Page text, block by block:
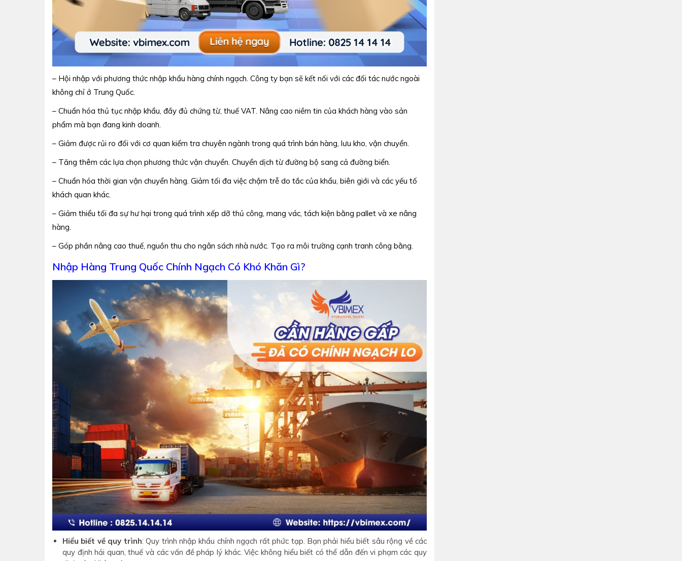
– Hội nhập với phương thức nhập khẩu hàng chính ngạch. Công ty bạn sẽ kết nối với các đối tác nước ngoài
không chỉ ở Trung Quốc.
– Chuẩn hóa thủ tục nhập khẩu, đầy đủ chứng từ, thuế VAT. Nâng cao niềm tin của khách hàng vào sản
phẩm mà bạn đang kinh doanh.
– Giảm được rủi ro đối với cơ quan kiểm tra chuyên ngành trong quá trình bán hàng, lưu kho, vận chuyển.
– Tăng thêm các lựa chọn phương thức vận chuyển. Chuyển dịch từ đường bộ sang cả đường biển.
– Chuẩn hóa thời gian vận chuyển hàng. Giảm tối đa việc chậm trễ do tắc của khẩu, biên giới và các yếu tố
khách quan khác.
– Giảm thiểu tối đa sự hư hại trong quá trình xếp dỡ thủ công, mang vác, tách kiện bằng pallet và xe nâng
hàng.
– Góp phần nâng cao thuế, nguồn thu cho ngân sách nhà nước. Tạo ra môi trường cạnh tranh công bằng.
Nhập Hàng Trung Quốc Chính Ngạch Có Khó Khăn Gì?
Hiểu biết về quy trình: Quy trình nhập khẩu chính ngạch rất phức tạp. Bạn phải hiểu biết sâu rộng về các
quy định hải quan, thuế và các vấn đề pháp lý khác. Việc không hiểu biết có thể dẫn đến vi phạm các quy